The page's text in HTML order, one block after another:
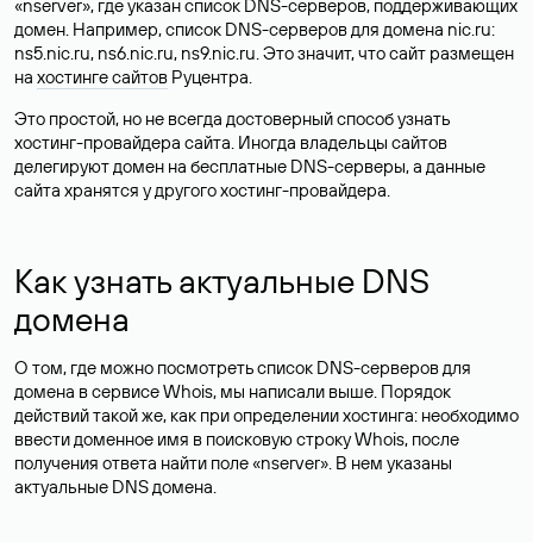
«nserver», где указан список DNS-серверов, поддерживающих
домен. Например, список DNS-серверов для домена nic.ru:
ns5.nic.ru, ns6.nic.ru, ns9.nic.ru. Это значит, что сайт размещен
на хостинге сайтов Руцентра.
Это простой, но не всегда достоверный способ узнать
хостинг-провайдера сайта. Иногда владельцы сайтов
делегируют домен на бесплатные DNS-серверы, а данные
сайта хранятся у другого хостинг-провайдера.
Как узнать актуальные DNS
домена
О том, где можно посмотреть список DNS-серверов для
домена в сервисе Whois, мы написали выше. Порядок
действий такой же, как при определении хостинга: необходимо
ввести доменное имя в поисковую строку Whois, после
получения ответа найти поле «nserver». В нем указаны
актуальные DNS домена.